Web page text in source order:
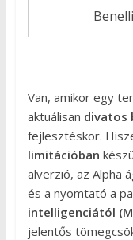
Van, amikor egy
aktuálisan divatos
fejlesztéskor.
limitációban
alverzió, az Alpha
és a nyomtató a
intelligenciától
jelentős